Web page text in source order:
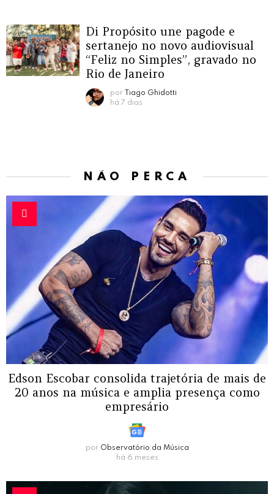
Di Propósito une pagode e
sertanejo no novo audiovisual
“Feliz no Simples”, gravado no
Rio de Janeiro
por
Tiago Ghidotti
há 7 dias
NÃO PERCA
Edson Escobar consolida trajetória de mais de
20 anos na música e amplia presença como
empresário
por Observatório da Música
há 6 meses